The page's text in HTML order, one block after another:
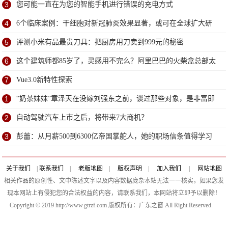
3 您可能一直在为您的智能手机进行错误的充电方式
4 6个临床案例：干细胞对新冠肺炎效果显著，或可在全球扩大研
究
5 评测小米有品最贵刀具：把厨房用刀卖到999元的秘密
6 这个建筑师都85岁了，灵感用不完么？阿里巴巴的火柴盒总部太
赞了
7 Vue3.0新特性探索
1 “奶茶妹妹”章泽天在没嫁刘强东之前，谈过那些对象，是非富即
贵
2 自动驾驶汽车上市之后，将带来7大商机？
3 彭蕾：从月薪500到6300亿帝国掌舵人，她的职场信条值得学习
关于我们 联系我们 老版地图 版权声明 加入我们
网站地图
相关作品的原创性、文中陈述文字以及内容数据庞杂本站无法一一核实，如果您发
现本网站上有侵犯您的合法权益的内容，请联系我们，本网站将立即予以删除！
Copyright © 2019 http://www.gtrzf.com 版权所有：广东之窗 All Right Reserved.